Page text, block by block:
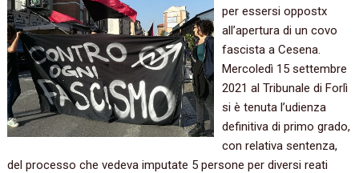
per essersi oppostx
all’apertura di un covo
fascista a Cesena.
Mercoledì 15 settembre
2021 al Tribunale di Forlì
si è tenuta l’udienza
definitiva di primo grado,
con relativa sentenza,
del processo che vedeva imputate 5 persone per diversi reati